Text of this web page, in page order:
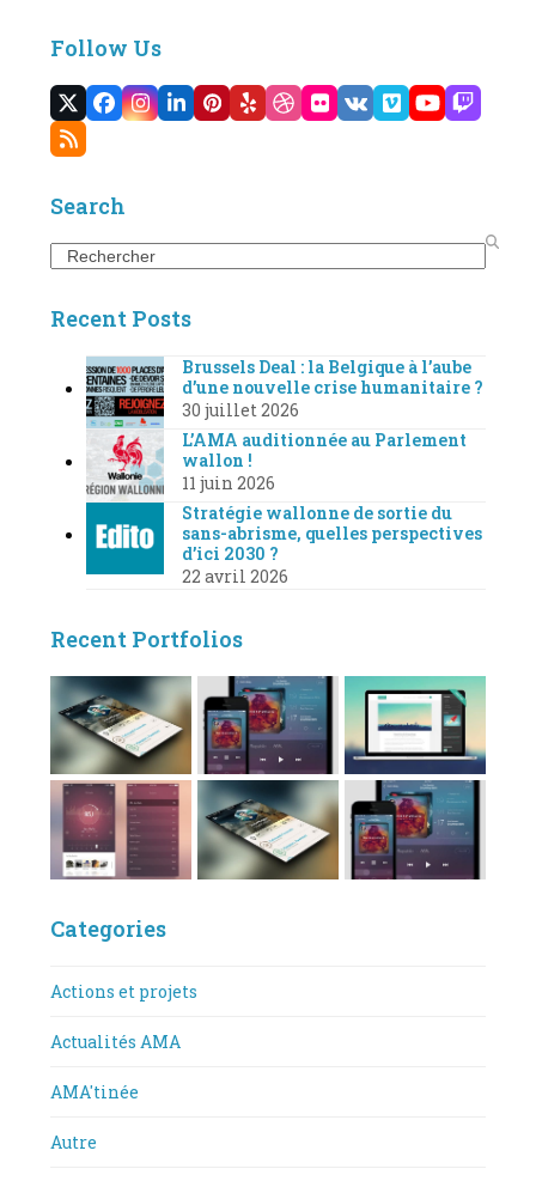
Follow Us
Twitter
(deprecated)
Facebook
Instagram
LinkedIn
Pinterest
YelpDribbble
Flickr
VKVimeoYouTube
RSS
Search
Search
Recent Posts
Brussels Deal : la Belgique à l’aube
d’une nouvelle crise humanitaire ?
30 juillet 2026
L’AMA auditionnée au Parlement
wallon !
11 juin 2026
Stratégie wallonne de sortie du
sans-abrisme, quelles perspectives
d’ici 2030 ?
22 avril 2026
Recent Portfolios
Categories
Actions et projets
Actualités AMA
AMA'tinée
Autre